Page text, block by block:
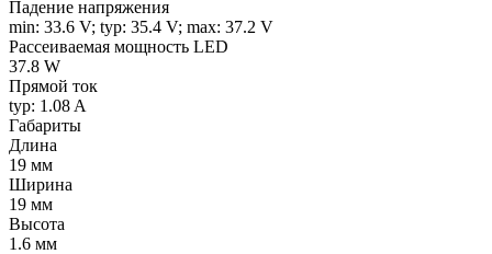
Падение напряжения
min: 33.6 V; typ: 35.4 V; max: 37.2 V
Рассеиваемая мощность LED
37.8 W
Прямой ток
typ: 1.08 A
Габариты
Длина
19 мм
Ширина
19 мм
Высота
1.6 мм